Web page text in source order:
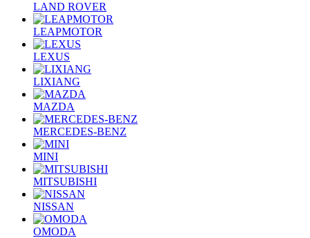
LAND ROVER
LEAPMOTOR
LEXUS
LIXIANG
MAZDA
MERCEDES-BENZ
MINI
MITSUBISHI
NISSAN
OMODA